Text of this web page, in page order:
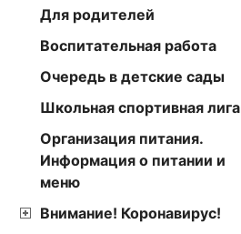
Для родителей
Воспитательная работа
Очередь в детские сады
Школьная спортивная лига
Организация питания.
Информация о питании и
меню
Внимание! Коронавирус!